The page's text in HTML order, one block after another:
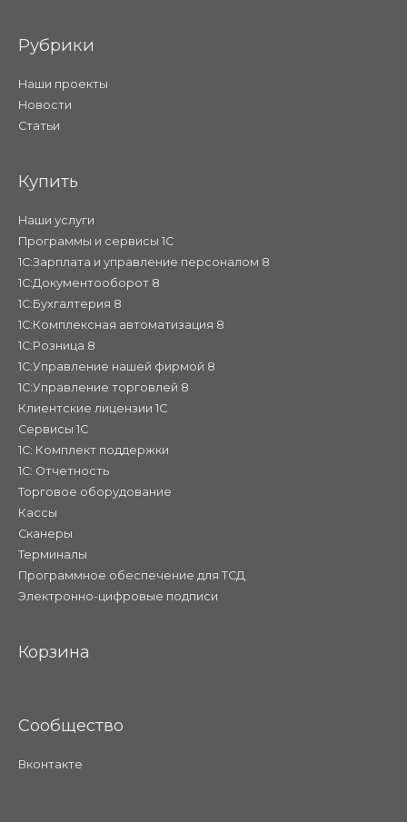
Рубрики
Наши проекты
Новости
Статьи
Купить
Наши услуги
Программы и сервисы 1С
1С:Зарплата и управление персоналом 8
1С:Документооборот 8
1С:Бухгалтерия 8
1С:Комплексная автоматизация 8
1С:Розница 8
1С:Управление нашей фирмой 8
1С:Управление торговлей 8
Клиентские лицензии 1С
Сервисы 1С
1С: Комплект поддержки
1С: Отчетность
Торговое оборудование
Кассы
Сканеры
Терминалы
Программное обеспечение для ТСД
Электронно-цифровые подписи
Корзина
Сообщество
Вконтакте